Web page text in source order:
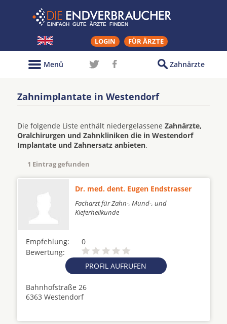
LOGIN FÜR ÄRZTE
Zahnärzte
Menü
Zahnimplantate in Westendorf
Die folgende Liste enthält niedergelassene Zahnärzte,
Oralchirurgen und Zahnkliniken die in Westendorf
Implantate und Zahnersatz anbieten.
1 Eintrag gefunden
Dr. med. dent. Eugen Endstrasser
Facharzt für Zahn-, Mund-, und
Kieferheilkunde
Empfehlung:
0
Bewertung:
PROFIL AUFRUFEN
Bahnhofstraße 26
6363 Westendorf